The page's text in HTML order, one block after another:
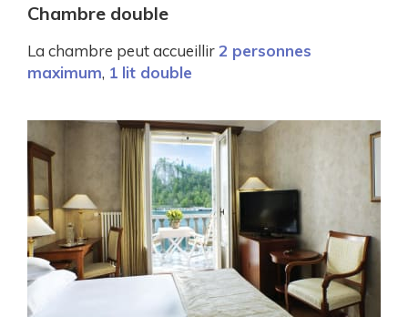
Chambre double
La chambre peut accueillir2 personnes
maximum, 1 lit double